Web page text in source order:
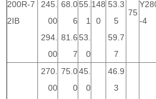
200R-7
2IB
245.
00
294.
00
68.0
6
81.6
7
55.
1
53.
0
148
0
53.3
5
59.7
7
75
-4
270.
00
75.0
0
45.
0
46.9
3